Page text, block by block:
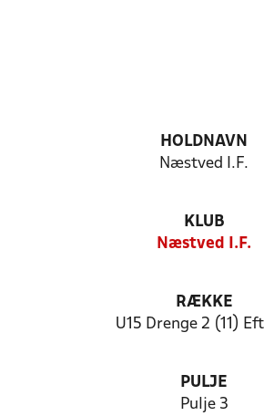
HOLDNAVN
Næstved I.F.
KLUB
Næstved I.F.
RÆKKE
U15 Drenge 2 (11)
PULJE
Pulje 3